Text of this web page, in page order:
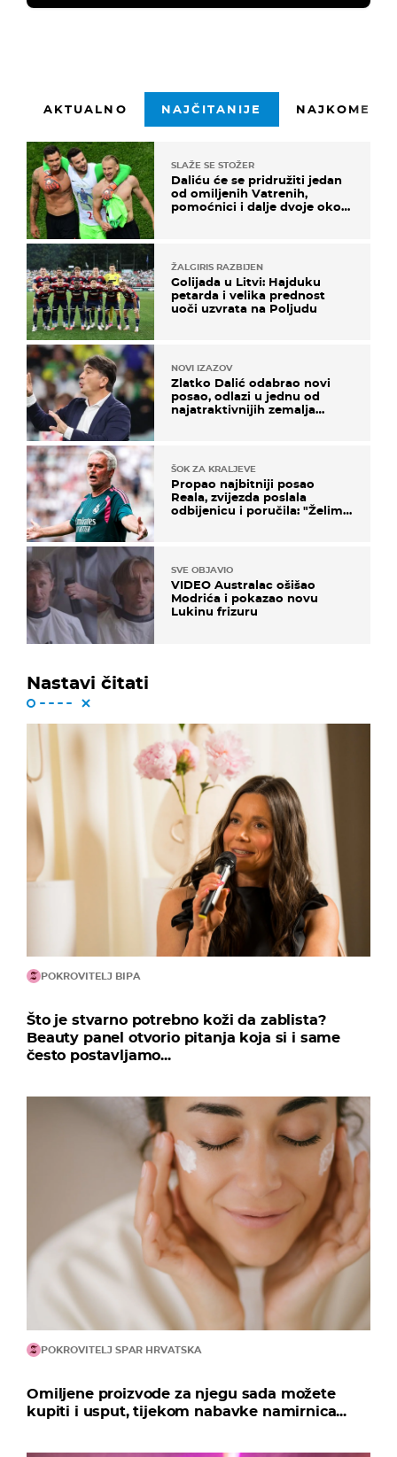
AKTUALNO NAJČITANIJE
SLAŽE SE STOŽER
Daliću će se pridružiti jedan
od omiljenih Vatrenih,
pomoćnici i dalje dvoje oko
ŽALGIRIS RAZBIJEN
Golijada u Litvi: Hajduku
petarda i velika prednost
uoči uzvrata na Poljudu
NOVI IZAZOV
Zlatko Dalić odabrao novi
posao, odlazi u jednu od
najatraktivnijih zemalja
ŠOK ZA KRALJEVE
Propao najbitniji posao
Reala, zvijezda poslala
odbijenicu i poručila: "Želim
SVE OBJAVIO
VIDEO Australac ošišao
Modrića i pokazao novu
Lukinu frizuru
Nastavi čitati
POKROVITELJ BIPA
Što je stvarno potrebno koži da zablista?
Beauty panel otvorio pitanja koja si i same
često postavljamo...
POKROVITELJ SPAR HRVATSKA
Omiljene proizvode za njegu sada možete
kupiti i usput, tijekom nabavke namirnica...